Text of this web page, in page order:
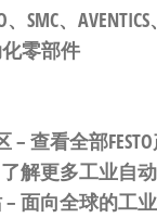
SMC、
零部件
– 查看全部
解更多工业自
– 面向全球的工